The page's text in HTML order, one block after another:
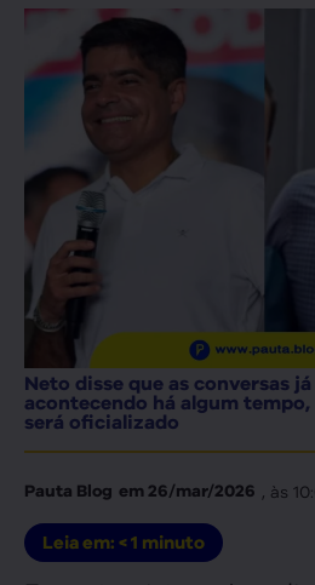
Neto disse que as conversas
acontecendo há algum
será oficializado
Pauta Blog em 26/mar/2026 , às
Leia em: < 1 minuto